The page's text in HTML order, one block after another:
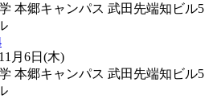
本郷キャンパス 武田先端知ビル5
月6日(木)
本郷キャンパス 武田先端知ビル5